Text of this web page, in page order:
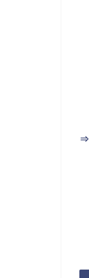
⇒